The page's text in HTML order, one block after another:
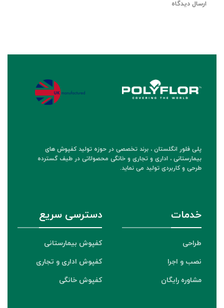
پلی فلور انگلستان ، برند تخصصی در حوزه تولید کفپوش های
بیمارستانی ، اداری و تجاری و خانگی محصولاتی در طیف گسترده
طرحی و کاربردی تولید می نماید.
خدمات
طراحی
نصب و اجرا
مشاوره رایگان
دسترسی سریع
کفپوش بیمارستانی
کفپوش اداری و تجاری
کفپوش خانگی